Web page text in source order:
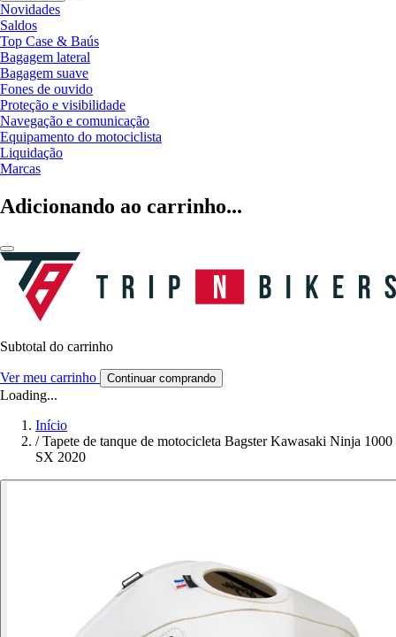
Novidades
Saldos
Top Case & Baús
Bagagem lateral
Bagagem suave
Fones de ouvido
Proteção e visibilidade
Navegação e comunicação
Equipamento do motociclista
Liquidação
Marcas
Adicionando ao carrinho...
Subtotal do carrinho
Ver meu carrinho Continuar comprando
Loading...
Início
/ Tapete de tanque de motocicleta Bagster Kawasaki Ninja 1000
SX 2020